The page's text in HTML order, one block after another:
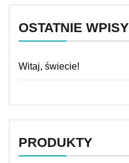
OSTATNIE WPISY
Witaj, świecie!
PRODUKTY